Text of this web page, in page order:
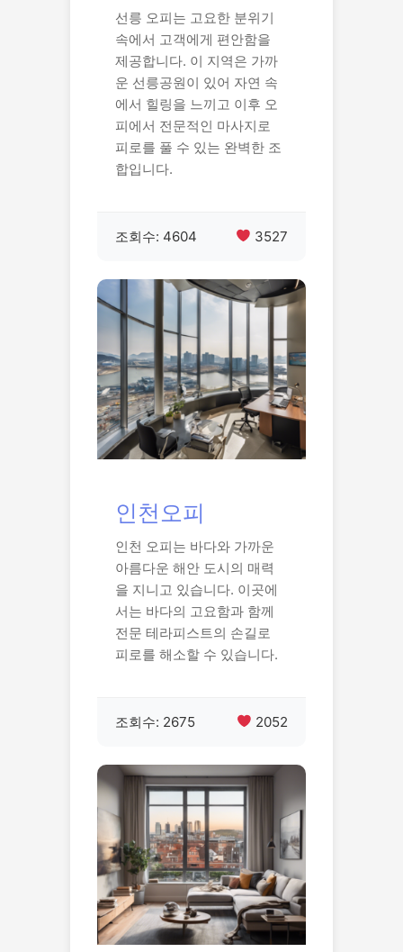
선릉 오피는 고요한 분위기
속에서 고객에게 편안함을
제공합니다. 이 지역은 가까
운 선릉공원이 있어 자연 속
에서 힐링을 느끼고 이후 오
피에서 전문적인 마사지로
피로를 풀 수 있는 완벽한 조
합입니다.
조회수: 4604 3527
인천오피
인천 오피는 바다와 가까운
아름다운 해안 도시의 매력
을 지니고 있습니다. 이곳에
서는 바다의 고요함과 함께
전문 테라피스트의 손길로
피로를 해소할 수 있습니다.
조회수: 2675 2052